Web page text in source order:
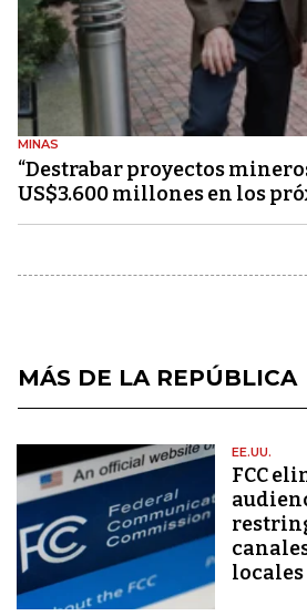
MINAS
“Destrabar proyectos
US$3.600 millones en los
MÁS DE LA REPÚBLICA
EE.UU.
FCC
locales